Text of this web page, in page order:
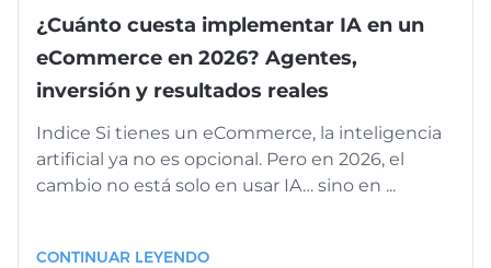
¿Cuánto cuesta implementar IA en un
eCommerce en 2026? Agentes,
inversión y resultados reales
Indice Si tienes un eCommerce, la inteligencia
artificial ya no es opcional. Pero en 2026, el
cambio no está solo en usar IA… sino en ...
CONTINUAR LEYENDO